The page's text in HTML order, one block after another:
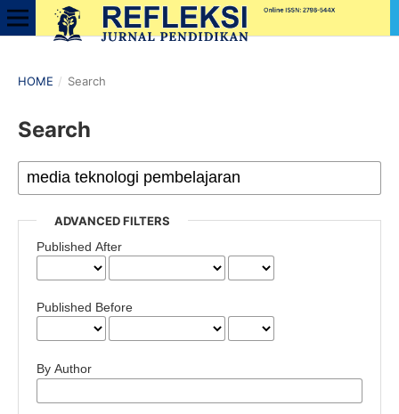
HOME / Search
Search
ADVANCED FILTERS
Published After
Published Before
By Author